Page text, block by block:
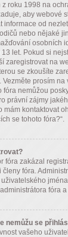
z roku 1998 na
aby webové
informace od
nebo nějaké
osobních
let. Pokud si
zaregistrovat na
se zkoušíte
prosím na
fóra nemůžou
právní zájmy
mám kontaktovat
se tohoto fóra?“.
fóra zakázal
fóra.
fóra
nemůžu se
vašeho